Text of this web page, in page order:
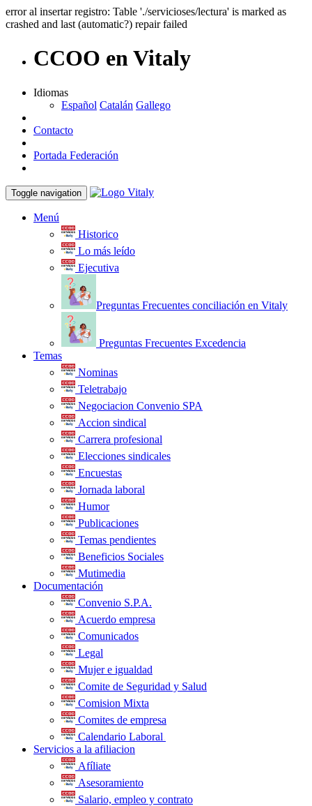
error al insertar registro: Table './servicioses/lectura' is marked as
crashed and last (automatic?) repair failed
CCOO en Vitaly
Idiomas
Español Catalán Gallego
Contacto
Portada Federación
Toggle navigation
Menú
Historico
Lo más leído
Ejecutiva
Preguntas Frecuentes conciliación en Vitaly
Preguntas Frecuentes Excedencia
Temas
Nominas
Teletrabajo
Negociacion Convenio SPA
Accion sindical
Carrera profesional
Elecciones sindicales
Encuestas
Jornada laboral
Humor
Publicaciones
Temas pendientes
Beneficios Sociales
Mutimedia
Documentación
Convenio S.P.A.
Acuerdo empresa
Comunicados
Legal
Mujer e igualdad
Comite de Seguridad y Salud
Comision Mixta
Comites de empresa
Calendario Laboral
Servicios a la afiliacion
Afíliate
Asesoramiento
Salario, empleo y contrato